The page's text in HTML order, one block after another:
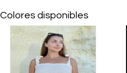
Colores disponibles